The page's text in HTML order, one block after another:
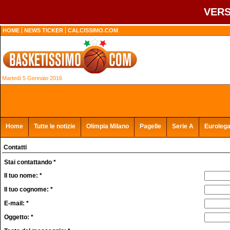
HOME NEWS TICKER CALCISSIMO.COM
Martedì 5 Gennaio 2016
Home Tutte le notizie Olimpia Milano Pagelle Serie A Eurolega
Contatti
Stai contattando *
Il tuo nome: *
Il tuo cognome: *
E-mail: *
Oggetto: *